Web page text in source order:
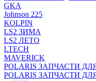
GKA
Johnson 225
KOLPIN
LS2 ЗИМА
LS2 ЛЕТО
LTECH
MAVERICK
POLARIS ЗАПЧАСТИ
POLARIS ЗАПЧАСТИ